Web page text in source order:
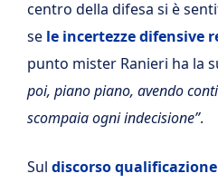
centro della difesa si è
se le incertezze difensive
punto mister Ranieri ha la
poi, piano piano, avendo
scompaia ogni indecisione”.
Sul discorso qualificazione